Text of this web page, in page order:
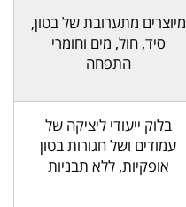
מיוצרים מתערובת של בטון,
סיד, חול, מים וחומרי
התפחה
בלוק ייעודי ליציקה של
עמודים ושל חגורות בטון
אופקיות, ללא תבניות